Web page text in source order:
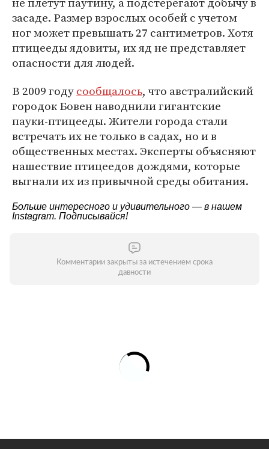
засаде. Размер взрослых особей с учетом
ног может превышать 27 сантиметров. Хотя
птицееды ядовиты, их яд не представляет
опасности для людей.
В 2009 годусообщалось, что австралийский
городок Бовен наводнили гигантские
пауки-птицееды. Жители города стали
встречать их не только в садах, но и в
общественных местах. Эксперты объясняют
нашествие птицеедов дождями, которые
выгнали их из привычной среды обитания.
Больше интересного и удивительного — в нашем
Instagram. Подписывайся!
Комментарии закрыты за истечением срока
давности